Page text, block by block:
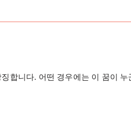
합니다. 어떤 경우에는 이 꿈이